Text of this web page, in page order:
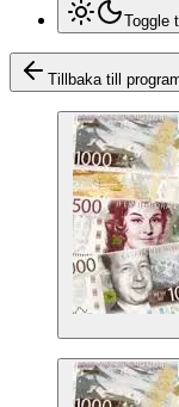
Toggle
Tillbaka till